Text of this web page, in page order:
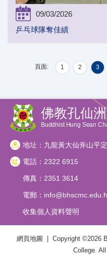
09/03/2026
乒乓球隊奪佳績
頁面: 1 2 3
佛教孔仙
Buddhist Hung Sean
地址：九龍黃大仙斧山平
電話：2322 6915
傳真：2351 3614
電郵：
收集個人資料聲明
網頁地圖 | Copyright ©2026
College.